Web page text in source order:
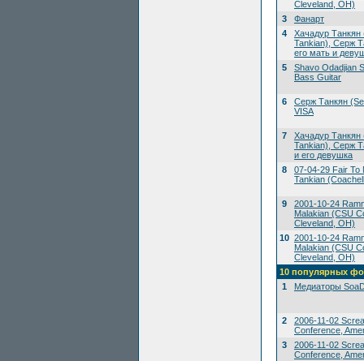
Cleveland, OH)
3
Фанарт
4
Хачадур Танкян
Tankian), Серж
его мать и
5
Shavo Odadjian
Bass Guitar
6
Серж Танкян
VISA
7
Хачадур Танкян
Tankian), Серж
и его девушка
8
07-04-29 Fair To
Tankian
9
2001-10-24
Malakian (CSU
Cleveland, OH)
10 2001-10-24
Malakian (CSU
Cleveland, OH)
10 популярных
1
Медиаторы
2
2006-11-02
Conference,
3
2006-11-02
Conference,